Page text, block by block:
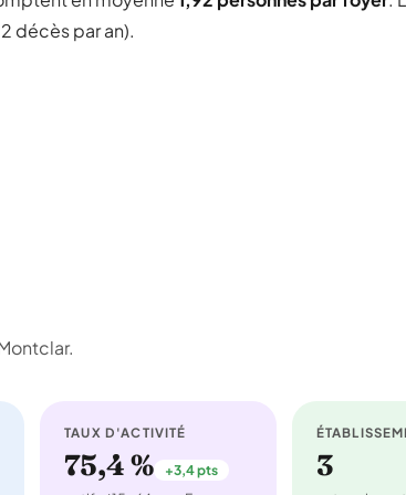
décès par an).
TAUX D'ACTIVITÉ
75,4 % +3,4 pts 3